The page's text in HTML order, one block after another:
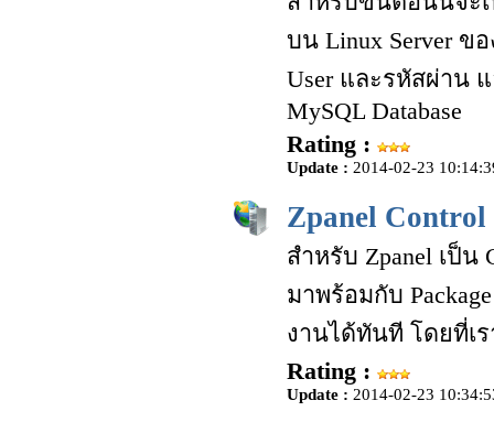
บน Linux Server ขอ
User และรหัสผ่าน
MySQL Database
Rating :
Update : 2014-02-23
Zpanel Control
สำหรับ Zpanel เป็น
มาพร้อมกับ
งานได้ทันที โดยที่เ
Rating :
Update : 2014-02-23